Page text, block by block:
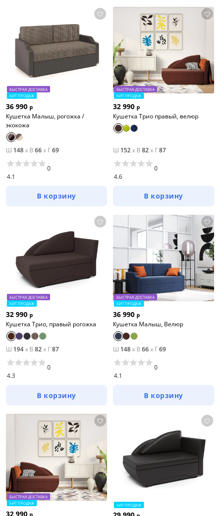
БЫСТРАЯ ДОСТАВКА
ХИТ ПРОДАЖ
36 990 р
Кушетка Малыш, рогожка /
экокожа
Ш 148x В 66x Г69
4.1
0
В корзину
БЫСТРАЯ ДОСТАВКА
ХИТ ПРОДАЖ
32 990 р
Кушетка Трио правый, велюр
Ш 152x В 82x Г87
4.6
0
В корзину
БЫСТРАЯ ДОСТАВКА
ХИТ ПРОДАЖ
32 990 р
Кушетка Трио, правый рогожка
Ш 194x В 82x Г87
4.3
0
В корзину
БЫСТРАЯ ДОСТАВКА
ХИТ ПРОДАЖ
36 990 р
Кушетка Малыш, Велюр
Ш 148x В 66x Г69
4.1
0
В корзину
БЫСТРАЯ ДОСТАВКА
ХИТ ПРОДАЖ
32 990 р
ХИТ ПРОДАЖ